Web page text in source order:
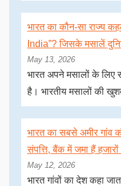
भारत का कौन-सा राज्य
India”? जिसके मसालें
May 13, 2026
भारत अपने मसालों के लिए
है। भारतीय मसालों की
भारत का सबसे अमीर गांव
संपत्ति, बैंक में जमा हैं
May 12, 2026
भारत गांवों का देश कहा